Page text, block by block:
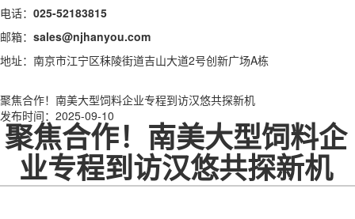
电话： 025-52183815
邮箱： sales@njhanyou.com
地址：南京市江宁区秣陵街道吉山大道2号创新广场A栋
聚焦合作！南美大型饲料企业专程到访汉悠共探新机
发布时间：2025-09-10
聚焦合作！南美大型饲料企
业专程到访汉悠共探新机